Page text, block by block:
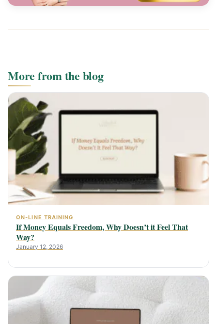
More from the blog
ON-LINE TRAINING
If Money Equals Freedom, Why Doesn’t it Feel That
Way?
January 12, 2026